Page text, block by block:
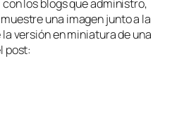
los blogs que administro,
una imagen junto a la
versión en miniatura de una
post: